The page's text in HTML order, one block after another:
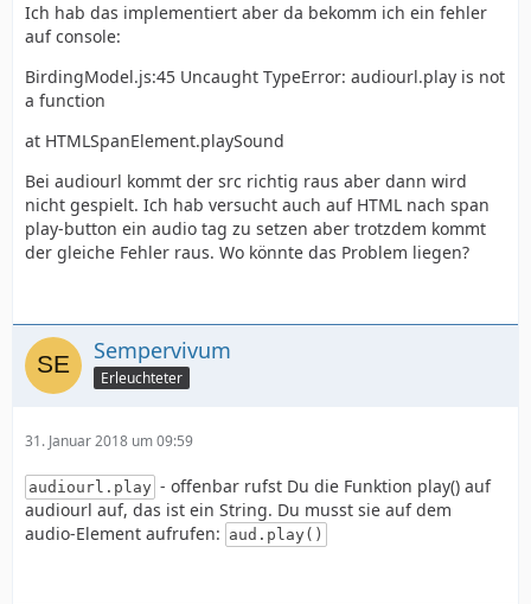
Ich hab das implementiert aber da bekomm ich ein fehler
auf console:
BirdingModel.js:45 Uncaught TypeError: audiourl.play is not
a function
at HTMLSpanElement.playSound
Bei audiourl kommt der src richtig raus aber dann wird
nicht gespielt. Ich hab versucht auch auf HTML nach span
play-button ein audio tag zu setzen aber trotzdem kommt
der gleiche Fehler raus. Wo könnte das Problem liegen?
Sempervivum
Erleuchteter
31. Januar 2018 um 09:59
audiourl.play - offenbar rufst Du die Funktion play() auf
audiourl auf, das ist ein String. Du musst sie auf dem
audio-Element aufrufen: aud.play()